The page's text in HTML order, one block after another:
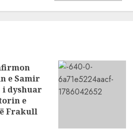
e Samir
i dyshuar
e
Frakull